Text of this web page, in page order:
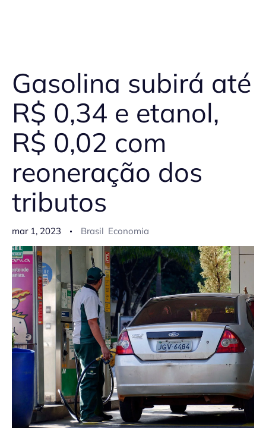
Gasolina subirá até
R$ 0,34 e etanol,
R$ 0,02 com
reoneração dos
tributos
mar 1, 2023 Brasil Economia